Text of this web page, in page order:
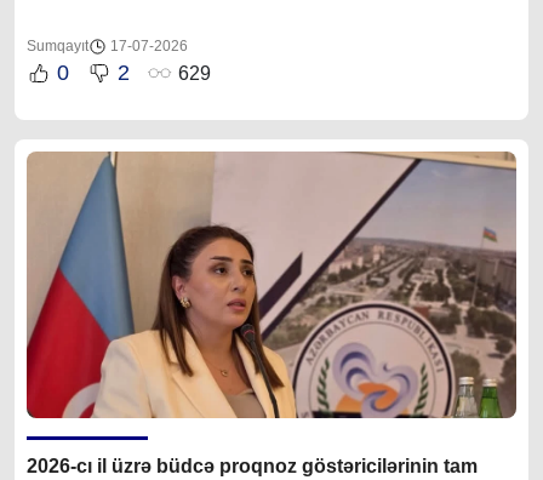
Sumqayıt 17-07-2026
0 2 629
2026-cı il üzrə büdcə proqnoz göstəricilərinin tam